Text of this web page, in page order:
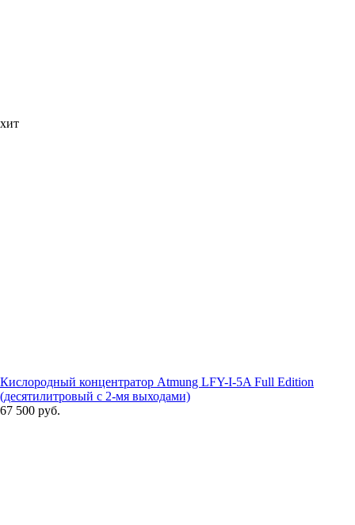
хит
Кислородный концентратор Atmung LFY-I-5A Full Edition
(десятилитровый с 2-мя выходами)
67 500 руб.